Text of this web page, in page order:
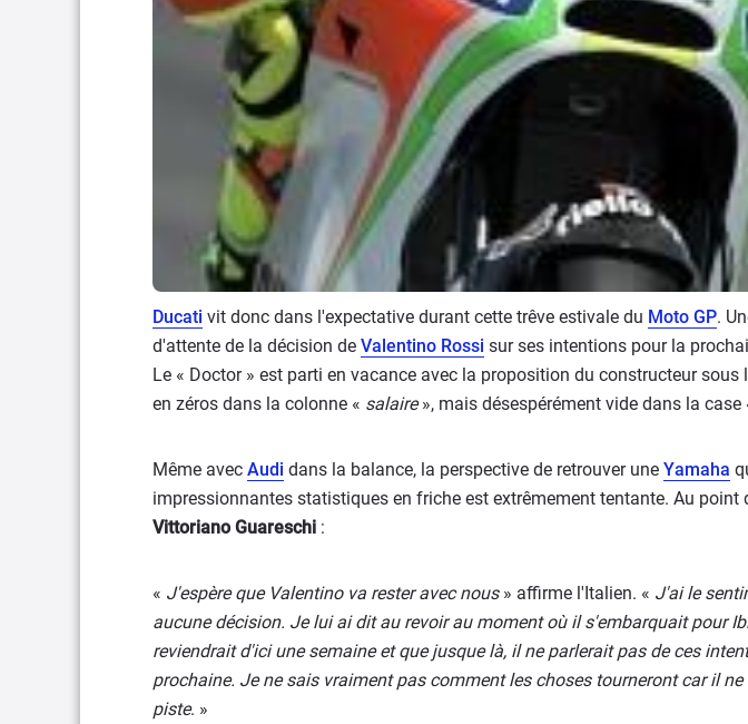
Ducati vit donc dans l'expectative durant cette trêve estivale du Moto GP.
d'attente de la décision de Valentino Rossi sur ses intentions pour la
Le « Doctor » est parti en vacance avec la proposition du constructeur sous
en zéros dans la colonne « salaire», mais désespérément vide dans la case
Même avec Audi dans la balance, la perspective de retrouver une Yamaha
impressionnantes statistiques en friche est extrêmement tentante. Au point
Vittoriano Guareschi :
« J'espère que Valentino va rester avec nous» affirme l'Italien. « J'ai le
aucune décision. Je lui ai dit au revoir au moment où il s'embarquait pour
reviendrait d'ici une semaine et que jusque là, il ne parlerait pas de ces
prochaine. Je ne sais vraiment pas comment les choses tourneront car il
piste. »